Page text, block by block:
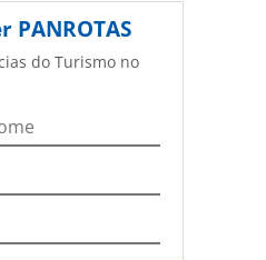
PANROTAS
do Turismo no